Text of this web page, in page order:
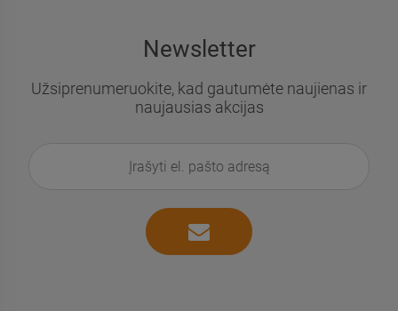
Newsletter
Užsiprenumeruokite, kad gautumėte naujienas ir
naujausias akcijas